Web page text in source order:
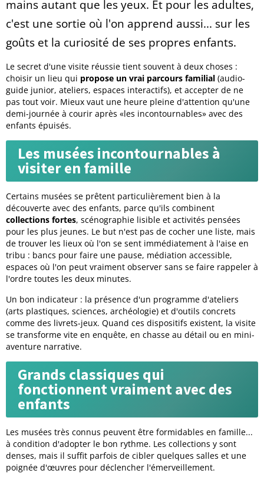
mains autant que les yeux. Et pour les adultes,
c'est une sortie où l'on apprend aussi... sur les
goûts et la curiosité de ses propres enfants.
Le secret d'une visite réussie tient souvent à deux choses :
choisir un lieu qui propose un vrai parcours familial (audio-
guide junior, ateliers, espaces interactifs), et accepter de ne
pas tout voir. Mieux vaut une heure pleine d'attention qu'une
demi-journée à courir après «les incontournables» avec des
enfants épuisés.
Les musées incontournables à
visiter en famille
Certains musées se prêtent particulièrement bien à la
découverte avec des enfants, parce qu'ils combinent
collections fortes, scénographie lisible et activités pensées
pour les plus jeunes. Le but n'est pas de cocher une liste, mais
de trouver les lieux où l'on se sent immédiatement à l'aise en
tribu : bancs pour faire une pause, médiation accessible,
espaces où l'on peut vraiment observer sans se faire rappeler à
l'ordre toutes les deux minutes.
Un bon indicateur : la présence d'un programme d'ateliers
(arts plastiques, sciences, archéologie) et d'outils concrets
comme des livrets-jeux. Quand ces dispositifs existent, la visite
se transforme vite en enquête, en chasse au détail ou en mini-
aventure narrative.
Grands classiques qui
fonctionnent vraiment avec des
enfants
Les musées très connus peuvent être formidables en famille...
à condition d'adopter le bon rythme. Les collections y sont
denses, mais il suffit parfois de cibler quelques salles et une
poignée d'œuvres pour déclencher l'émerveillement.